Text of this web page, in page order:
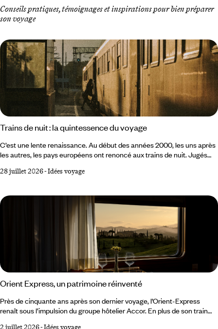
Conseils pratiques, témoignages et inspirations pour bien préparer
son voyage
Trains de nuit : la quintessence du voyage
C’est une lente renaissance. Au début des années 2000, les uns après
les autres, les pays européens ont renoncé aux trains de nuit. Jugés
et du TGV, ils semblaient condamnés à disparaître. Dans l’imaginaire
mouvement s’est inversé et il apparaît aujourd’hui comme le moyen de
transport le plus adapté aux enjeux de mobilité actuels et futurs.
28 juillet 2026-Idées voyage
Orient Express, un patrimoine réinventé
Près de cinquante ans après son dernier voyage, l’Orient-Express
renaît sous l’impulsion du groupe hôtelier Accor. En plus de son train
2 juillet 2026-Idées voyage